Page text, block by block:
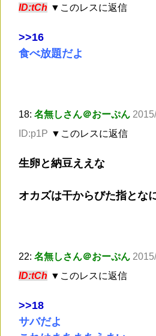
ID:tCh ▼このレスに返信
>>16
食べ放題だよ
18: 名無しさん＠おーぷん
ID:p1P ▼このレスに返信
生卵と納豆ええな
オカズは干からびた指とな
22: 名無しさん＠おーぷん
ID:tCh ▼このレスに返信
>>18
サバだよ